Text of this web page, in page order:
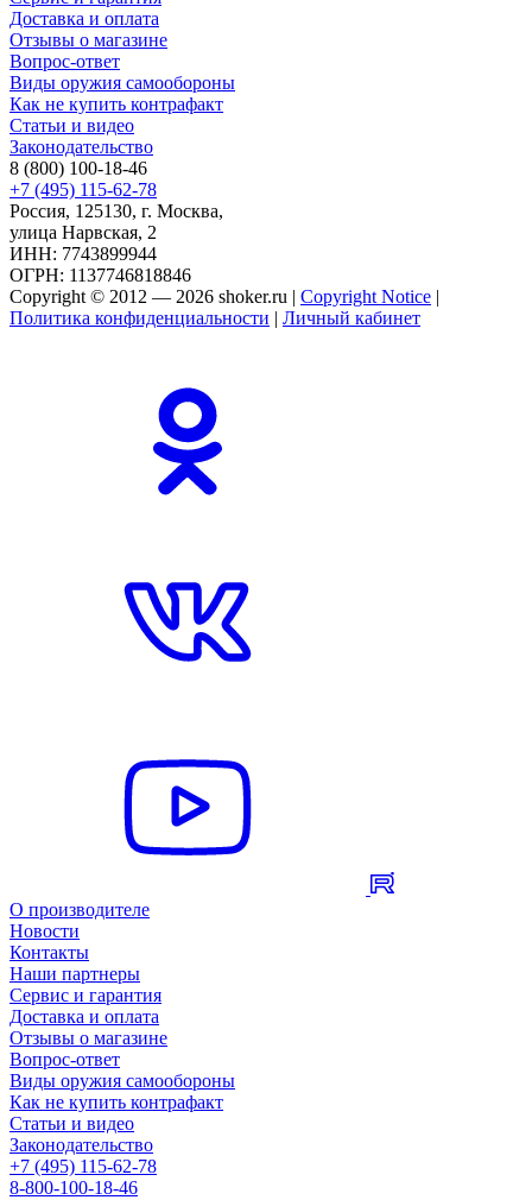
Доставка и оплата
Отзывы о магазине
Вопрос-ответ
Виды оружия самообороны
Как не купить контрафакт
Статьи и видео
Законодательство
8 (800) 100-18-46
+7 (495) 115-62-78
Россия, 125130, г. Москва,
улица Нарвская, 2
ИНН: 7743899944
ОГРН: 1137746818846
Copyright © 2012 — 2026 shoker.ru | Copyright Notice |
Политика конфиденциальности | Личный кабинет
О производителе
Новости
Контакты
Наши партнеры
Сервис и гарантия
Доставка и оплата
Отзывы о магазине
Вопрос-ответ
Виды оружия самообороны
Как не купить контрафакт
Статьи и видео
Законодательство
+7 (495) 115-62-78
8-800-100-18-46